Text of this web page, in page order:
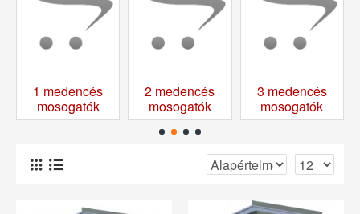
1 medencés
mosogatók
2 medencés
mosogatók
3 medencés
mosogatók